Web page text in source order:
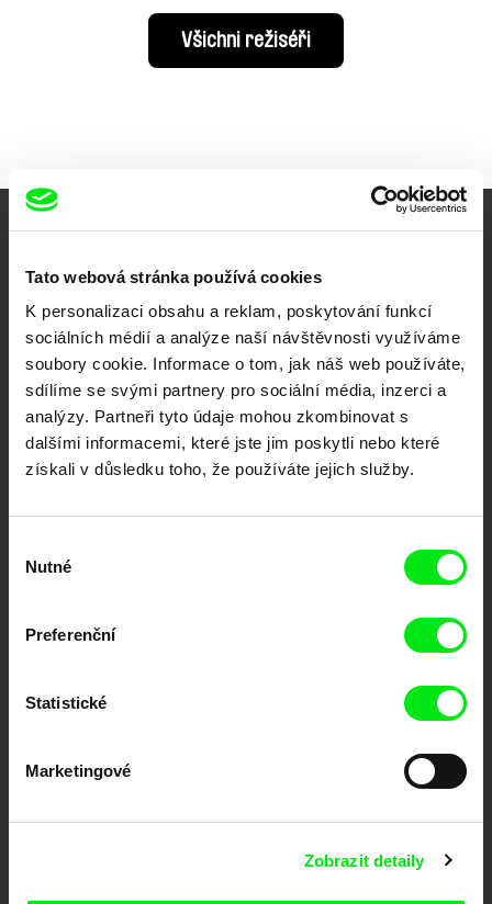
Tato webová stránka používá cookies
K personalizaci obsahu a reklam, poskytování funkcí
sociálních médií a analýze naší návštěvnosti využíváme
soubory cookie. Informace o tom, jak náš web používáte,
sdílíme se svými partnery pro sociální média, inzerci a
analýzy. Partneři tyto údaje mohou zkombinovat s
dalšími informacemi, které jste jim poskytli nebo které
získali v důsledku toho, že používáte jejich služby.
souhlasu
Nutné
Preferenční
Statistické
Marketingové
Zobrazit detaily
Všichni režiséři
dokumentární kino
Nové festivalové filmy
každý týden
Portál DAFilms.cz je výsledkem tvůrčí spolupráce 7 klíčových evropských
festivalů dokumentárního filmu sdružených do Doc Alliance. Naším cílem je
posouvat hranice dokumentárního filmu, propagovat jeho rozmanitost a
Členové Doc Alliance